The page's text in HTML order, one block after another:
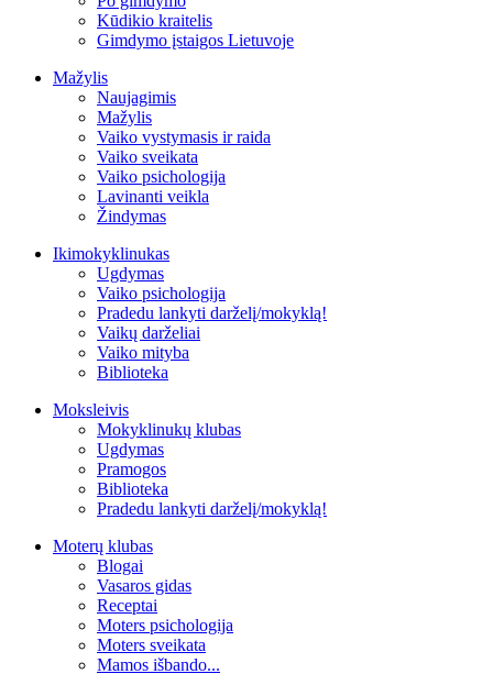
Kūdikio kraitelis
Gimdymo įstaigos Lietuvoje
Mažylis
Naujagimis
Mažylis
Vaiko vystymasis ir raida
Vaiko sveikata
Vaiko psichologija
Lavinanti veikla
Žindymas
Ikimokyklinukas
Ugdymas
Vaiko psichologija
Pradedu lankyti darželį/mokyklą!
Vaikų darželiai
Vaiko mityba
Biblioteka
Moksleivis
Mokyklinukų klubas
Ugdymas
Pramogos
Biblioteka
Pradedu lankyti darželį/mokyklą!
Moterų klubas
Blogai
Vasaros gidas
Receptai
Moters psichologija
Moters sveikata
Mamos išbando...